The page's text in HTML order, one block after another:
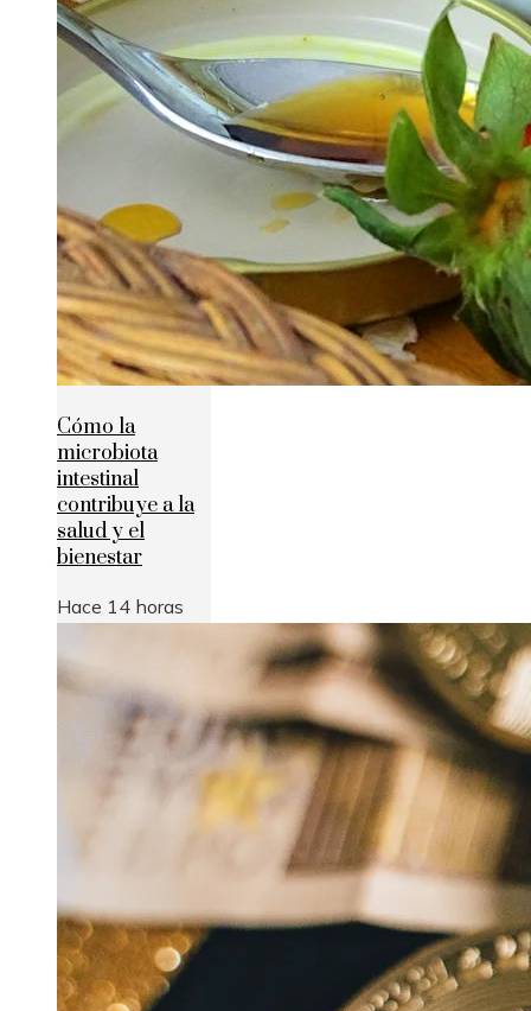
Cómo la
microbiota
intestinal
contribuye a la
salud y el
bienestar
Hace 14 horas